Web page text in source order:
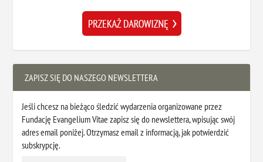
ZAPISZ SIĘ DO NASZEGO NEWSLETTERA
Jeśli chcesz na bieżąco śledzić wydarzenia organizowane przez
Fundację Evangelium Vitae zapisz się do newslettera, wpisując swój
adres email poniżej. Otrzymasz email z informacją, jak potwierdzić
subskrypcję.